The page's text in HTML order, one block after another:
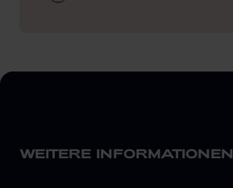
WEITERE INFORMATIONEN